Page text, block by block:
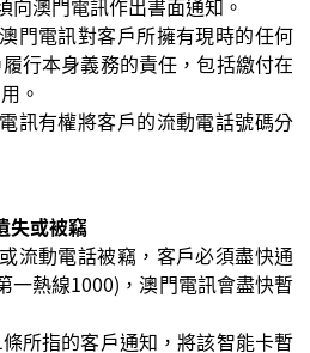
向澳門電訊作出書面通知。
門電訊對客戶所擁有現時的任何
行本身義務的責任，包括繳付在
。
訊有權將客戶的流動電話號碼分
失或被竊
流動電話被竊，客戶必須盡快通
一熱線1000) ，澳門電訊會盡快暫
條所指的客戶通知，將該智能卡暫